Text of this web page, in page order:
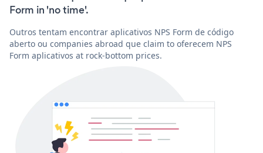
Form in 'no time'.
Outros tentam encontrar aplicativos NPS Form de código
aberto ou companies abroad que claim to oferecem NPS
Form aplicativos at rock-bottom prices.